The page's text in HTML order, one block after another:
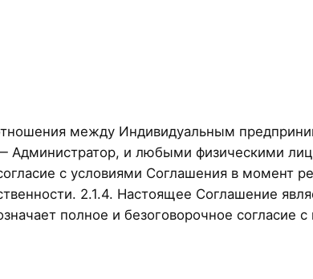
между Индивидуальным
и любыми физическими
с условиями Соглашения в момент
2.1.4. Настоящее Соглашение
полное и безоговорочное